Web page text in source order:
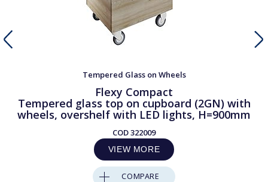
Tempered Glass on Wheels
Flexy Compact
Tempered glass top on cupboard (2GN) with
wheels, overshelf with LED lights, H=900mm
COD322009
VIEW MORE
COMPARE